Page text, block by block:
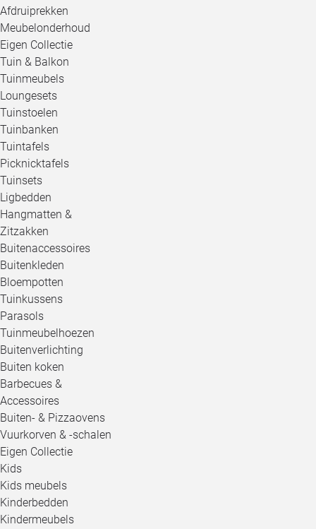
Afdruiprekken
Meubelonderhoud
Eigen Collectie
Tuin & Balkon
Tuinmeubels
Loungesets
Tuinstoelen
Tuinbanken
Tuintafels
Picknicktafels
Tuinsets
Ligbedden
Hangmatten &
Zitzakken
Buitenaccessoires
Buitenkleden
Bloempotten
Tuinkussens
Parasols
Tuinmeubelhoezen
Buitenverlichting
Buiten koken
Barbecues &
Accessoires
Buiten- & Pizzaovens
Vuurkorven & -schalen
Eigen Collectie
Kids
Kids meubels
Kinderbedden
Kindermeubels